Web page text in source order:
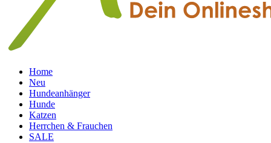
Home
Neu
Hundeanhänger
Hunde
Katzen
Herrchen & Frauchen
SALE